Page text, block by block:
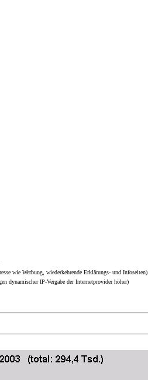
wie Werbung, wiederkehrende Erklärungs- und Infoseiten)
dynamischer IP-Vergabe der Internetprovider höher)